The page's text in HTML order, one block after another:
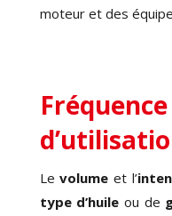
moteur et des
Levolume et l’
type d’huile ou de